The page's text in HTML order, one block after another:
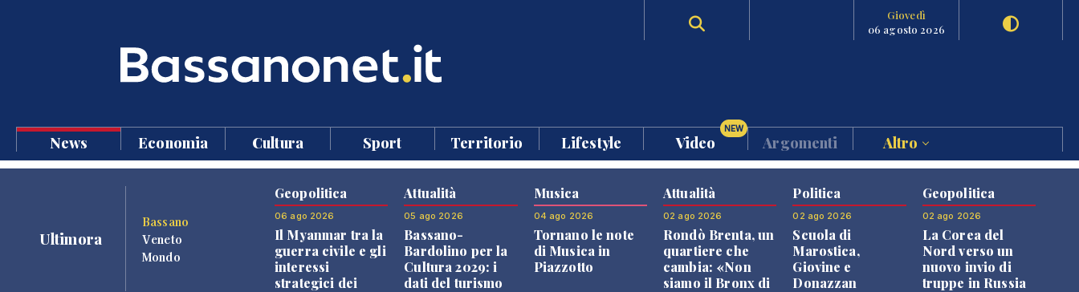
Giovedì
06 agosto 2026
News Economia Cultura Sport Territorio Lifestyle Video
NEW
Argomenti Altro
Ultimora
Bassano
Veneto
Mondo
Geopolitica
06 ago 2026
Il Myanmar tra la
guerra civile e gli
interessi
strategici dei
Attualità
05 ago 2026
Bassano-
Bardolino per la
Cultura 2029: i
dati del turismo
Musica
04 ago 2026
Tornano le note
di Musica in
Piazzotto
Attualità
02 ago 2026
Rondò Brenta, un
quartiere che
cambia: «Non
siamo il Bronx di
Politica
02 ago 2026
Scuola di
Marostica,
Giovine e
Donazzan
Geopolitica
02 ago 2026
La Corea del
Nord verso un
nuovo invio di
truppe in Russia